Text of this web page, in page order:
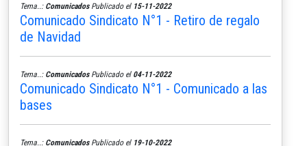
Tema..: ComunicadosPublicado el 15-11-2022
Comunicado Sindicato N°1 - Retiro de regalo
de Navidad
Tema..: ComunicadosPublicado el 04-11-2022
Comunicado Sindicato N°1 - Comunicado a las
bases
Tema..: ComunicadosPublicado el 19-10-2022